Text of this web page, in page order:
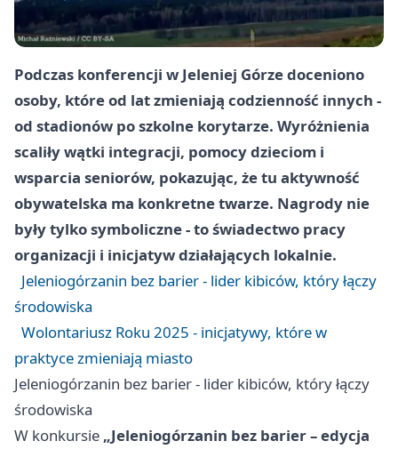
Podczas konferencji w Jeleniej Górze doceniono
osoby, które od lat zmieniają codzienność innych -
od stadionów po szkolne korytarze. Wyróżnienia
scaliły wątki integracji, pomocy dzieciom i
wsparcia seniorów, pokazując, że tu aktywność
obywatelska ma konkretne twarze. Nagrody nie
były tylko symboliczne - to świadectwo pracy
organizacji i inicjatyw działających lokalnie.
Jeleniogórzanin bez barier - lider kibiców, który łączy
środowiska
Wolontariusz Roku 2025 - inicjatywy, które w
praktyce zmieniają miasto
Jeleniogórzanin bez barier - lider kibiców, który łączy
środowiska
W konkursie „Jeleniogórzanin bez barier – edycja